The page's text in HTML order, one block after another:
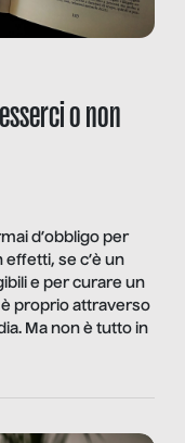
o non
d’obbligo per
se c’è un
e per curare un
proprio attraverso
Ma non è tutto in